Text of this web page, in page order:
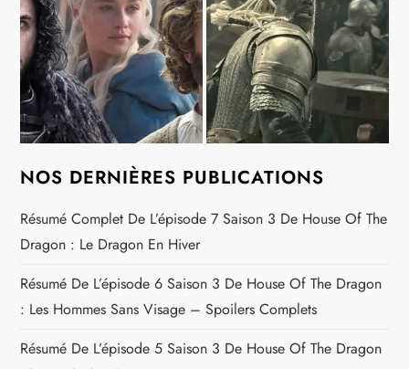
NOS DERNIÈRES PUBLICATIONS
Résumé Complet De L’épisode 7 Saison 3 De House Of The
Dragon : Le Dragon En Hiver
Résumé De L’épisode 6 Saison 3 De House Of The Dragon
: Les Hommes Sans Visage – Spoilers Complets
Résumé De L’épisode 5 Saison 3 De House Of The Dragon